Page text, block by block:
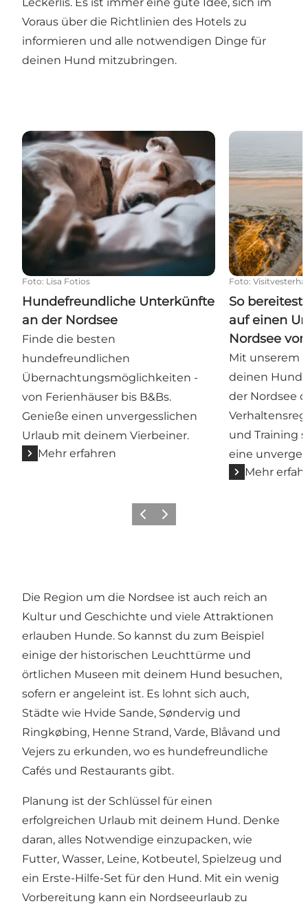
Voraus über die Richtlinien des Hotels zu
informieren und alle notwendigen Dinge für
deinen Hund mitzubringen.
Hundefreundliche Unterkünfte an der Nordsee
Foto: Lisa Fotios
Hundefreundliche Unterkünfte
an der Nordsee
Finde die besten
hundefreundlichen
Übernachtungsmöglichkeiten -
von Ferienhäuser bis B&Bs.
Genieße einen unvergesslichen
Urlaub mit deinem Vierbeiner.
Mehr erfahren
So bereitest
Foto:
So
auf einen
Nordsee vor
Mit unserem
deinen Hund
der Nordsee
und Training
eine
Mehr
ZurückWeiter
Die Region um die Nordsee ist auch reich an
Kultur und Geschichte und viele Attraktionen
erlauben Hunde. So kannst du zum Beispiel
einige der historischen Leuchttürme und
örtlichen Museen mit deinem Hund besuchen,
sofern er angeleint ist. Es lohnt sich auch,
Städte wie Hvide Sande, Søndervig und
Ringkøbing, Henne Strand, Varde, Blåvand und
Vejers zu erkunden, wo es hundefreundliche
Cafés und Restaurants gibt.
Planung ist der Schlüssel für einen
erfolgreichen Urlaub mit deinem Hund. Denke
daran, alles Notwendige einzupacken, wie
Futter, Wasser, Leine, Kotbeutel, Spielzeug und
ein Erste-Hilfe-Set für den Hund. Mit ein wenig
Vorbereitung kann ein Nordseeurlaub zu